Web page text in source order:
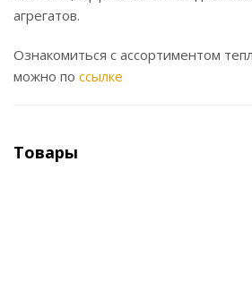
агрегатов.
Ознакомиться с ассортиментом
можно по ссылке
Товары